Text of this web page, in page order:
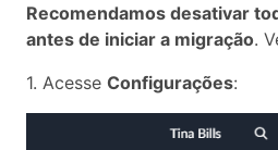
Recomendamos desativar
antes de iniciar a migração.
1. Acesse Configurações: